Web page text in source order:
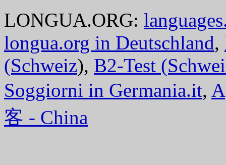
LONGUA.ORG:
longua.org in Deutschland,
(Schweiz), B2-Test
Soggiorni in Germania.it,
客 - China